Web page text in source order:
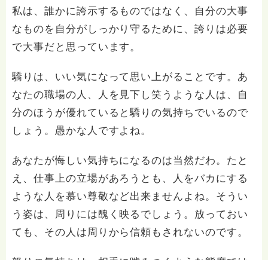
私は、誰かに誇示するものではなく、自分の大事
なものを自分がしっかり守るために、誇りは必要
で大事だと思っています。
驕りは、いい気になって思い上がることです。あ
なたの職場の人、人を見下し笑うような人は、自
分のほうが優れていると驕りの気持ちでいるので
しょう。愚かな人ですよね。
あなたが悔しい気持ちになるのは当然だわ。たと
え、仕事上の立場があろうとも、人をバカにする
ような人を慕い尊敬など出来ませんよね。そうい
う姿は、周りには醜く映るでしょう。放っておい
ても、その人は周りから信頼もされないのです。